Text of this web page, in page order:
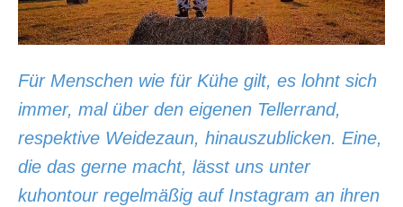
Für Menschen wie für Kühe gilt, es lohnt sich
immer, mal über den eigenen Tellerrand,
respektive Weidezaun, hinauszublicken. Eine,
die das gerne macht, lässt uns unter
kuhontour regelmäßig auf Instagram an ihren